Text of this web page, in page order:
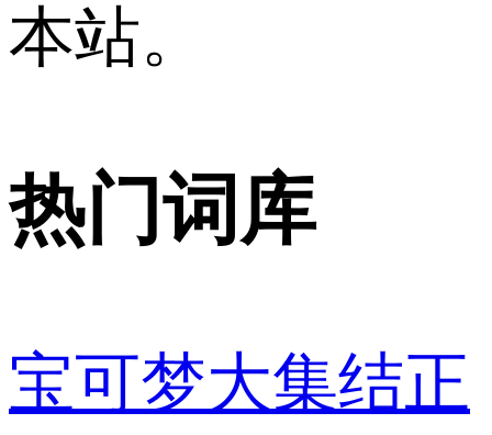
本站。
热门词库
宝可梦大集结正